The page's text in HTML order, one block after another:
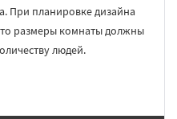
При планировке дизайна
размеры комнаты должны
людей.